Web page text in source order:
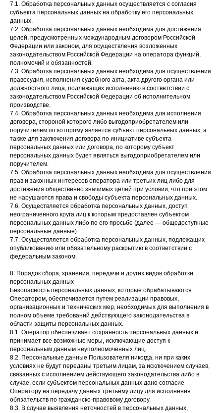
7.1. Обработка персональных данных осуществляется с согласия
субъекта персональных данных на обработку его персональных
данных.
7.2. Обработка персональных данных необходима для достижения
целей, предусмотренных международным договором Российской
Федерации или законом, для осуществления возложенных
законодательством Российской Федерации на оператора функций,
полномочий и обязанностей.
7.3. Обработка персональных данных необходима для осуществления
правосудия, исполнения судебного акта, акта другого органа или
должностного лица, подлежащих исполнению в соответствии с
законодательством Российской Федерации об исполнительном
производстве.
7.4. Обработка персональных данных необходима для исполнения
договора, стороной которого либо выгодоприобретателем или
поручителем по которому является субъект персональных данных, а
также для заключения договора по инициативе субъекта
персональных данных или договора, по которому субъект
персональных данных будет являться выгодоприобретателем или
поручителем.
7.5. Обработка персональных данных необходима для осуществления
прав и законных интересов оператора или третьих лиц либо для
достижения общественно значимых целей при условии, что при этом
не нарушаются права и свободы субъекта персональных данных.
7.6. Осуществляется обработка персональных данных, доступ
неограниченного круга лиц к которым предоставлен субъектом
персональных данных либо по его просьбе (далее — общедоступные
персональные данные).
7.7. Осуществляется обработка персональных данных, подлежащих
опубликованию или обязательному раскрытию в соответствии с
федеральным законом.
8. Порядок сбора, хранения, передачи и других видов обработки
персональных данных
Безопасность персональных данных, которые обрабатываются
Оператором, обеспечивается путем реализации правовых,
организационных и технических мер, необходимых для выполнения в
полном объеме требований действующего законодательства в
области защиты персональных данных.
8.1. Оператор обеспечивает сохранность персональных данных и
принимает все возможные меры, исключающие доступ к
персональным данным неуполномоченных лиц.
8.2. Персональные данные Пользователя никогда, ни при каких
условиях не будут переданы третьим лицам, за исключением случаев,
связанных с исполнением действующего законодательства либо в
случае, если субъектом персональных данных дано согласие
Оператору на передачу данных третьему лицу для исполнения
обязательств по гражданско-правовому договору.
8.3. В случае выявления неточностей в персональных данных,